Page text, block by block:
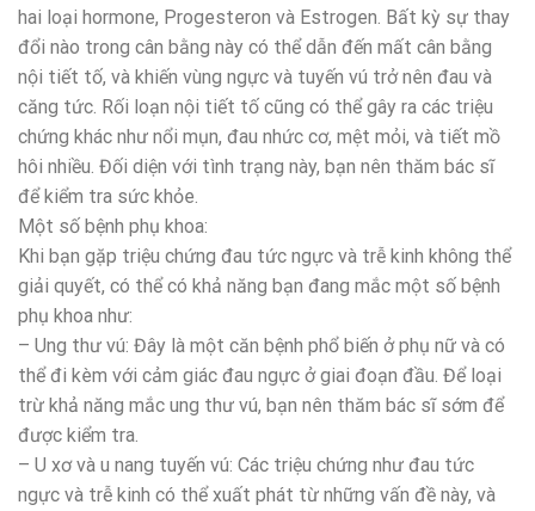
hai loại hormone, Progesteron và Estrogen. Bất kỳ sự thay
đổi nào trong cân bằng này có thể dẫn đến mất cân bằng
nội tiết tố, và khiến vùng ngực và tuyến vú trở nên đau và
căng tức. Rối loạn nội tiết tố cũng có thể gây ra các triệu
chứng khác như nổi mụn, đau nhức cơ, mệt mỏi, và tiết mồ
hôi nhiều. Đối diện với tình trạng này, bạn nên thăm bác sĩ
để kiểm tra sức khỏe.
Một số bệnh phụ khoa:
Khi bạn gặp triệu chứng đau tức ngực và trễ kinh không thể
giải quyết, có thể có khả năng bạn đang mắc một số bệnh
phụ khoa như:
– Ung thư vú: Đây là một căn bệnh phổ biến ở phụ nữ và có
thể đi kèm với cảm giác đau ngực ở giai đoạn đầu. Để loại
trừ khả năng mắc ung thư vú, bạn nên thăm bác sĩ sớm để
được kiểm tra.
– U xơ và u nang tuyến vú: Các triệu chứng như đau tức
ngực và trễ kinh có thể xuất phát từ những vấn đề này, và